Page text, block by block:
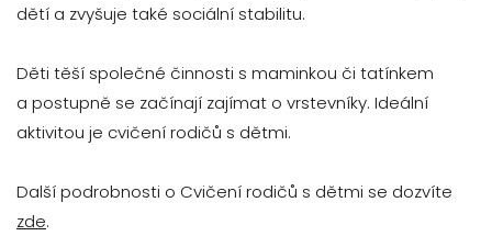
dětí a zvyšuje také sociální stabilitu.
Děti těší společné činnosti s maminkou či tatínkem
a postupně se začínají zajímat o vrstevníky. Ideální
aktivitou je cvičení rodičů s dětmi.
Další podrobnosti o Cvičení rodičů s dětmi se dozvíte
zde.